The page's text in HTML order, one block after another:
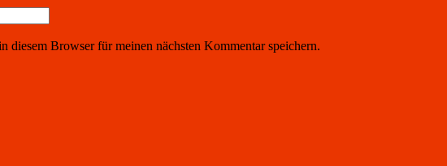
diesem Browser für meinen nächsten Kommentar speichern.